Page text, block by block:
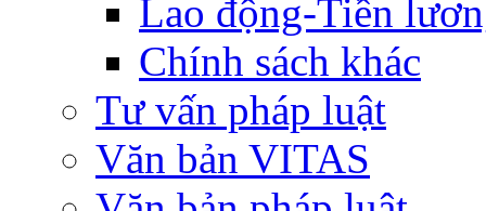
Lao động-Tiền
Chính sách khác
Tư vấn pháp luật
Văn bản VITAS